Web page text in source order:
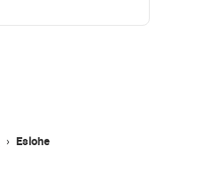
› Eslohe